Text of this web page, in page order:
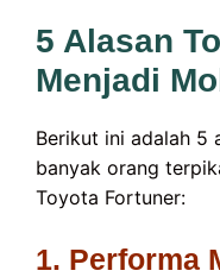
5 Alasan
Menjadi
Berikut ini adalah 5
banyak orang
Toyota Fortuner:
1. Performa